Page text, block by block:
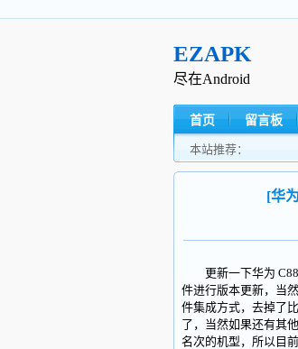
EZAPK
尽在Android
首页 留言板
本站推荐：
[华
更新一下华为
件进行版本更新，当
件集成方式，去掉了
了，当然如果还有其
名次的机型，所以目